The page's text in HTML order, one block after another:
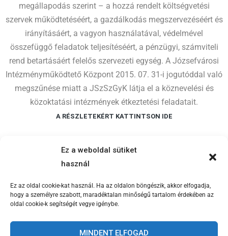
Ez a weboldal sütiket
használ
Ez az oldal cookie-kat használ. Ha az oldalon böngészik, akkor elfogadja,
hogy a személyre szabott, maradéktalan minőségű tartalom érdekében az
oldal cookie-k segítségét vegye igénybe.
MINDENT ELFOGAD
megállapodás szerint – a hozzá rendelt költségvetési
szervek működtetéséért, a gazdálkodás megszervezéséért és
irányításáért, a vagyon használatával, védelmével
összefüggő feladatok teljesítéséért, a pénzügyi, számviteli
rend betartásáért felelős szervezeti egység. A Józsefvárosi
Intézményműködtető Központ 2015. 07. 31-i jogutóddal való
megszűnése miatt a JSzSzGyK látja el a köznevelési és
közoktatási intézmények étkeztetési feladatait.
A RÉSZLETEKÉRT KATTINTSON IDE